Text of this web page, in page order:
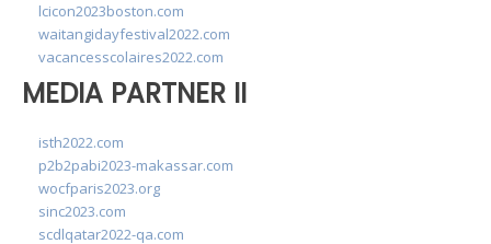
lcicon2023boston.com
waitangidayfestival2022.com
vacancesscolaires2022.com
MEDIA PARTNER II
isth2022.com
p2b2pabi2023-makassar.com
wocfparis2023.org
sinc2023.com
scdlqatar2022-qa.com